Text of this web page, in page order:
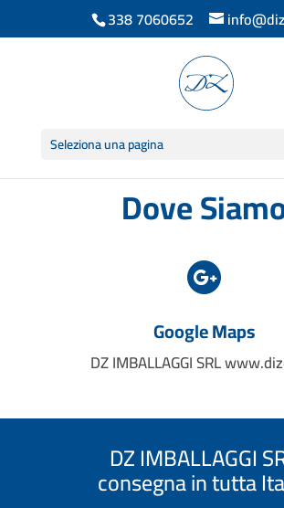
338 7060652
Seleziona una pagina
Dove

Google Maps
DZ IMBALLAGGI SRL
DZ IMBALLAGGI
consegna in tutta